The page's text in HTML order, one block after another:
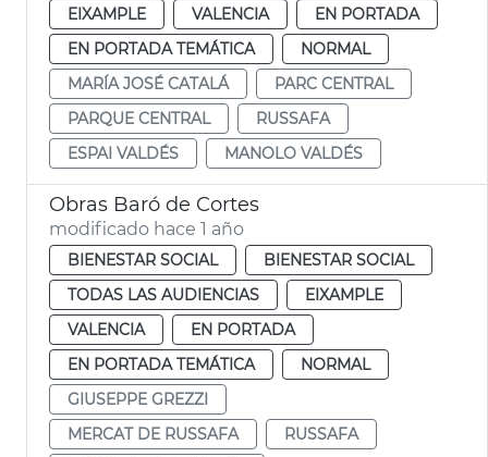
EIXAMPLE
VALENCIA
EN PORTADA
EN PORTADA TEMÁTICA
NORMAL
MARÍA JOSÉ CATALÁ
PARC CENTRAL
PARQUE CENTRAL
RUSSAFA
ESPAI VALDÉS
MANOLO VALDÉS
Obras Baró de Cortes
modificado hace 1 año
BIENESTAR SOCIAL
BIENESTAR SOCIAL
TODAS LAS AUDIENCIAS
EIXAMPLE
VALENCIA
EN PORTADA
EN PORTADA TEMÁTICA
NORMAL
GIUSEPPE GREZZI
MERCAT DE RUSSAFA
RUSSAFA